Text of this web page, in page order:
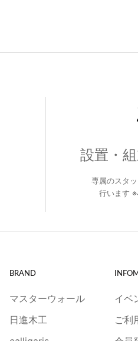
設置・
専属のスタ
行います ※
BRAND
マスターウォール
日進木工
イベ
ご利